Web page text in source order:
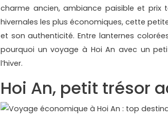
charme ancien, ambiance paisible et prix
hivernales les plus économiques, cette
et son authenticité. Entre lanternes
pourquoi un voyage à Hoi An avec un
l’hiver.
Hoi An, petit trésor